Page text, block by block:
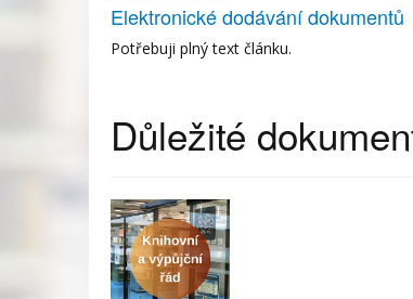
Elektronické dodávání dokumentů
Potřebuji plný text článku.
Důležité